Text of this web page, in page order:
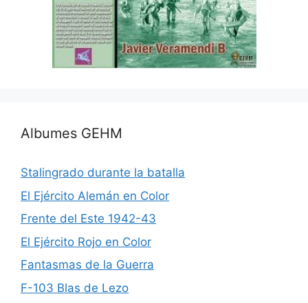
Albumes GEHM
Stalingrado durante la batalla
El Ejército Alemán en Color
Frente del Este 1942-43
El Ejército Rojo en Color
Fantasmas de la Guerra
F-103 Blas de Lezo